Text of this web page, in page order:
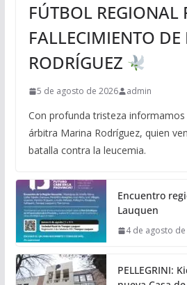
FÚTBOL REGIONAL
FALLECIMIENTO
RODRÍGUEZ
5 de agosto de 2026 admin
Con profunda tristeza
árbitra Marina Rodríguez, quien
batalla contra la leucemia.
Encuentro
Lauquen
4 de agosto
PELLEGRINI: